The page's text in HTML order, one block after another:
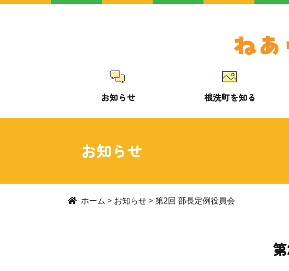
お知らせ 根洗町を知る
お知らせ
ホーム > お知らせ>第2回 部長定例役員会